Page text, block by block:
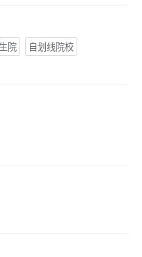
院 自划线院校